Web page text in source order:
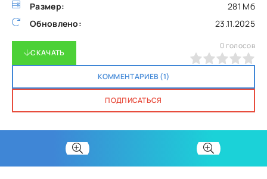
Размер:
281 Мб
Обновлено:
23.11.2025
СКАЧАТЬ
КОММЕНТАРИЕВ (1)
ПОДПИСАТЬСЯ
0 голосов